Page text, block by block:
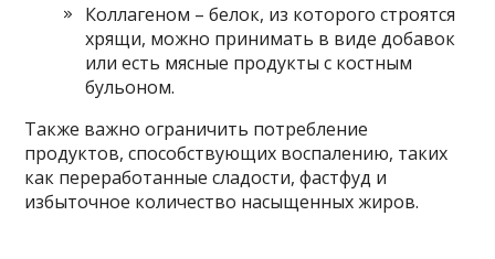
Коллагеном – белок, из которого строятся
хрящи, можно принимать в виде добавок
или есть мясные продукты с костным
бульоном.
Также важно ограничить потребление
продуктов, способствующих воспалению, таких
как переработанные сладости, фастфуд и
избыточное количество насыщенных жиров.